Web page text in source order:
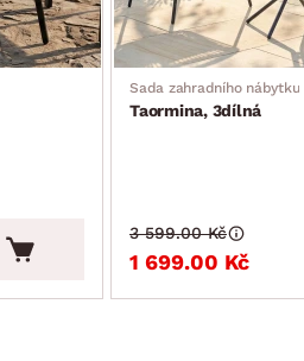
Sada zahradního nábytku
Taormina, 3dílná
1 699.00 Kč
3 599.00 Kč